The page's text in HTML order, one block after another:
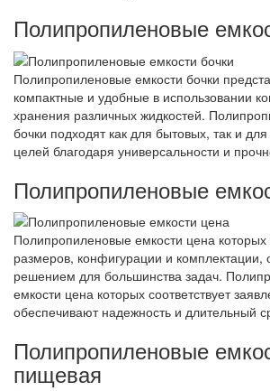
Полипропиленовые
Полипропиленовые емкости бочки
компактные и удобные в использовании
хранения различных жидкостей.
бочки подходят как для бытовых, так и
целей благодаря универсальности и
Полипропиленовые
Полипропиленовые емкости цена которых
размеров, конфигурации и комплектации,
решением для большинства задач.
емкости цена которых соответствует
обеспечивают надежность и длительный
Полипропиленовые
пищевая